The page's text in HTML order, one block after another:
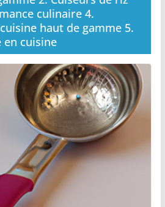
culinaire 4.
haut de gamme 5.
en cuisine